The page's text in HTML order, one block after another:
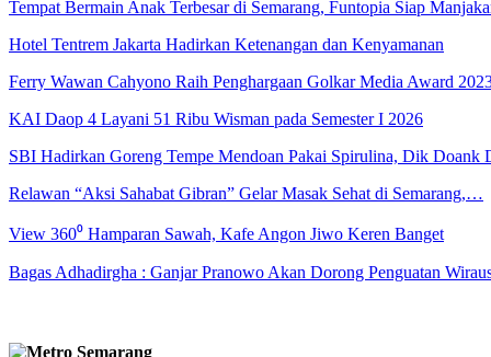
Tempat Bermain Anak Terbesar di Semarang, Funtopia Siap
Hotel Tentrem Jakarta Hadirkan Ketenangan dan Kenyamanan
Ferry Wawan Cahyono Raih Penghargaan Golkar Media Award
KAI Daop 4 Layani 51 Ribu Wisman pada Semester I 2026
SBI Hadirkan Goreng Tempe Mendoan Pakai Spirulina, Dik Doank
Relawan “Aksi Sahabat Gibran” Gelar Masak Sehat di Semarang,…
View 360⁰ Hamparan Sawah, Kafe Angon Jiwo Keren Banget
Bagas Adhadirgha : Ganjar Pranowo Akan Dorong Penguatan